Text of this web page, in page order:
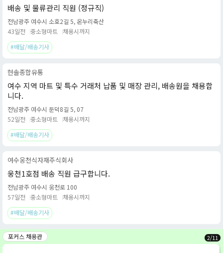
배송 및 물류관리 직원 (정규직)
전남광주 여수시 소호2길 5, 온누리축산
43일전
중소형마트
채용시까지
#배달/배송기사
현솔종합유통
여수 지역 마트 및 특수 거래처 납품 및 매장 관리, 배송원을 채용합
니다.
전남광주 여수시 둔덕8길 5, 07
52일전
중소형마트
채용시까지
#배달/배송기사
여수웅천식자재주식회사
웅천1호점 배송 직원 급구합니다.
전남광주 여수시 웅천로 100
57일전
중소형마트
채용시까지
#배달/배송기사
포커스 채용관 2/11